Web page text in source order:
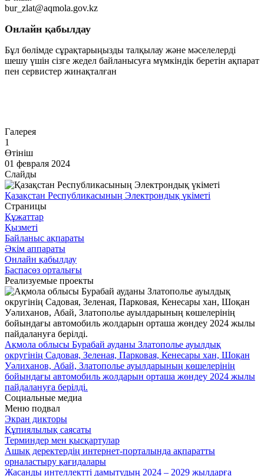
bur_zlat@aqmola.gov.kz
Онлайн қабылдау
Бұл бөлімде сұрақтарыңызды талқылау және мәселелерді
шешу үшін сізге жедел байланысуға мүмкіндік беретін ақпарат
пен сервистер жинақталған
Галерея
1
Өтініш
01 февраля 2024
Слайды
Қазақстан Республикасының Электрондық үкіметі
Страницы
Құжаттар
Қызметі
Байланыс ақпараты
Әкім аппараты
Онлайн қабылдау
Баспасөз орталығы
Реализуемые проекты
Ақмола облысы Бурабай ауданы Златополье ауылдық
округінің Садовая, Зеленая, Парковая, Кенесары хан, Шоқан
Уәлиханов, Абай, Златополье ауылдарының көшелерінің
бойындағы автомобиль жолдарын орташа жөндеу 2024 жылы
пайдалануға берілді.
Социальные медиа
Меню подвал
Экран дикторы
Құпиялылық саясаты
Терминдер мен қысқартулар
Ашық деректердің интернет-порталында ақпаратты
орналастыру қағидалары
Жасанды интеллектті дамытудың 2024 – 2029 жылдарға